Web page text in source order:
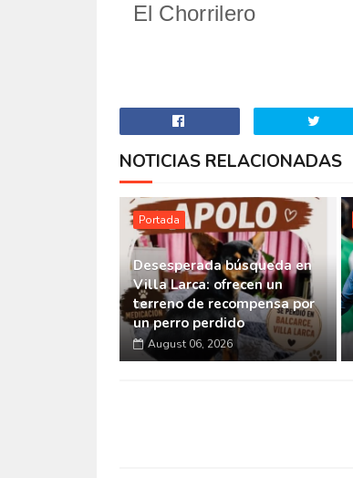
El Chorrilero
NOTICIAS RELACIONADAS
Portada
Desesperada búsqueda en
Villa Larca: ofrecen un
terreno de recompensa por
un perro perdido
August 06, 2026